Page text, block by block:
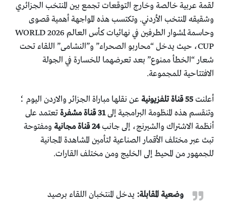
لقمة عربية خالصة وخارج التوقعات تجمع بين المنتخب الجزائري
وشقيقه المنتخب الأردني. وتكتسب هذه المواجهة أهمية قصوى
وحاسمة لمشوار الطرفين في نهائيات كأس العالم 2026 WORLD
CUP، حيث يدخل “محاربو الصحراء” و”النشامى” اللقاء تحت
شعار “الخطأ ممنوع” بعد تعرضهما للخسارة في الجولة
الافتتاحية للمجموعة.
أعلنت55 قناة تلفزيونية
عن نقلها مباراة الجزائر والاردن اليوم ؛
وتنقسم هذه المنظومة البرامجية إلى31 قناة مشفرة
تعتمد على
أنظمة الاشتراك والشيرنج، إلى جانب24 قناة مجانية
ومفتوحة
تبث عبر مختلف الأقمار الصناعية لتأمين المشاهدة المجانية
للجمهور من المحيط إلى الخليج ومن مختلف القارات.
وضعية المقابلة: يدخل المنتخبان اللقاء برصيد